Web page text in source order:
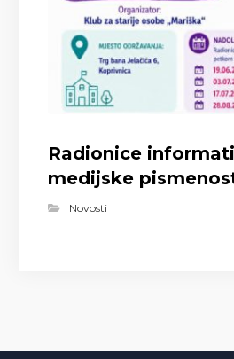
Radionice
medijske
Novosti